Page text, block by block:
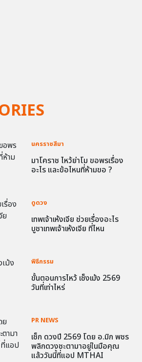
นครราชสีมา
มาโคราช ไหว้ย่าโม ขอพรเรื่อง
อะไร และข้อไหนที่ห้ามขอ ?
ดูดวง
เทพเจ้าเห้งเจีย ช่วยเรื่องอะไร
บูชาเทพเจ้าเห้งเจีย ที่ไหน
พิธีกรรม
ขั้นตอนการไหว้ เช็งเม้ง 2569
วันที่เท่าไหร่
PR NEWS
เช็ก ดวงปี 2569 โดย อ.มิก พชร
พลิกดวงชะตามาอยู่ในมือคุณ
แล้ววันนี้ที่แอป MTHAI